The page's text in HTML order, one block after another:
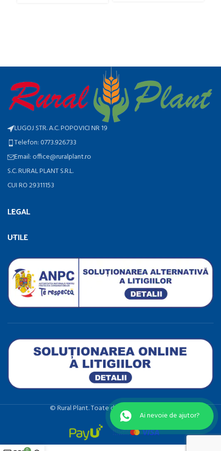
LUGOJ STR. A.C. POPOVICI NR 19
Telefon: 0773.926.733
Email: office@ruralplant.ro
S.C. RURAL PLANT S.R.L.
CUI RO 29311153
LEGAL
UTILE
©️ Rural Plant. Toate drepturile rezervate.
Ai nevoie de ajutor?